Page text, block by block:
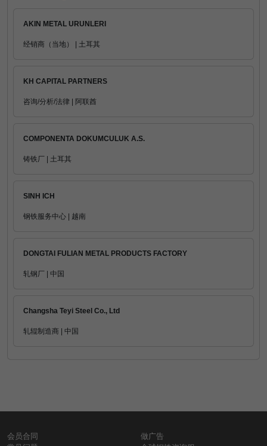
AKIN METAL URUNLERI
经销商（当地） | 土耳其
KH CAPITAL PARTNERS
咨询/分析/法律 | 阿联酋
COMPONENTA DOKUMCULUK A.S.
铸铁厂 | 土耳其
SINH ICH
钢铁服务中心 | 越南
DONGTAI FULIAN METAL PRODUCTS FACTORY
轧钢厂 | 中国
Changsha Teyi Steel Co., Ltd
轧辊制造商 | 中国
会员合同
做广告